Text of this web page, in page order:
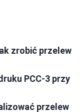
zrobić przelew
PCC-3 przy
przelew